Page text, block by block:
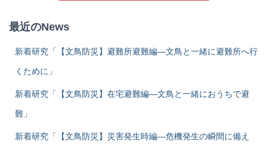
最近のNews
新着研究「【文鳥防災】避難所避難編―文鳥と一緒に避難所へ行
くために」
新着研究「【文鳥防災】在宅避難編―文鳥と一緒におうちで避
難」
新着研究「【文鳥防災】災害発生時編―危機発生の瞬間に備え